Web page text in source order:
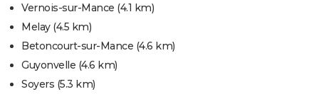
Vernois-sur-Mance (4.1 km)
Melay(4.5 km)
Betoncourt-sur-Mance (4.6 km)
Guyonvelle (4.6 km)
Soyers (5.3 km)